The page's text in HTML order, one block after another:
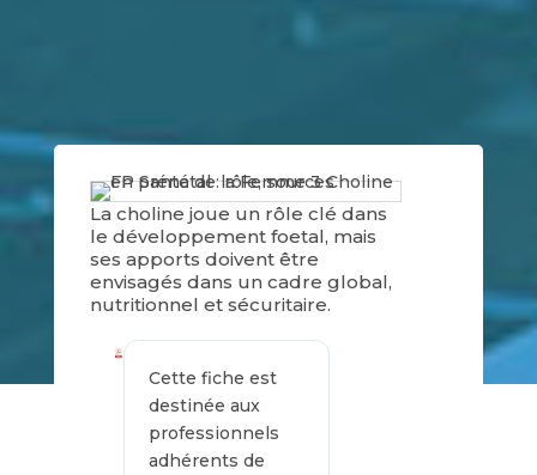
La choline joue un rôle clé dans
le développement foetal, mais
ses apports doivent être
envisagés dans un cadre global,
nutritionnel et sécuritaire.
Cette fiche est
destinée aux
professionnels
adhérents de